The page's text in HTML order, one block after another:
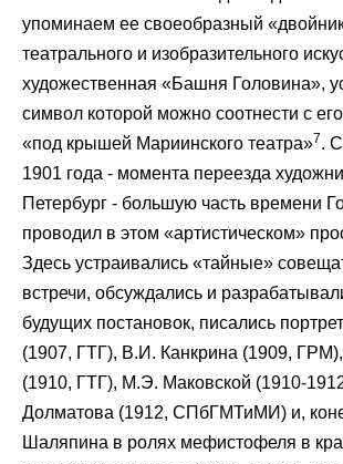
упоминаем ее своеобразный
театрального и изобразительного
художественная «Башня Головина»,
символ которой можно соотнести с
«под крышей Мариинского театра»7.
1901 года - момента переезда
Петербург - большую часть времени
проводил в этом «артистическом»
Здесь устраивались «тайные»
встречи, обсуждались и
будущих постановок, писались
(1907, ГТГ), В.И. Канкрина (1909,
(1910, ГТГ), М.Э. Маковской (1910-
Долматова (1912, СПбГМТиМИ) и,
Шаляпина в ролях мефистофеля в